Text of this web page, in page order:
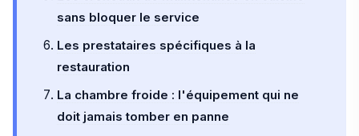
sans bloquer le service
Les prestataires spécifiques à la
restauration
La chambre froide : l'équipement qui ne
doit jamais tomber en panne